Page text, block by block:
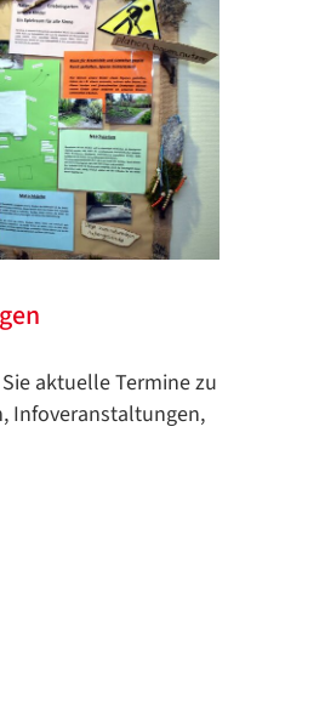
aktuelle Termine zu
Infoveranstaltungen,